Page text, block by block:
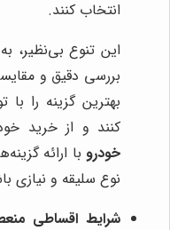
انتخاب کنند.
این تنوع بی‌نظیر،
بررسی دقیق و
بهترین گزینه را
کنند و از خرید
خودرو با ارائه
نوع سلیقه و نیازی
شرایط اقساطی